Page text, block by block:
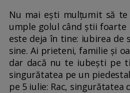
Nu mai ești mulțumit să
umple golul când știi foarte
este deja în tine: iubirea de
sine. Ai prieteni, familie și
dar dacă nu te iubești pe
singurătatea pe un
pe 5 iulie: Rac, singurătatea